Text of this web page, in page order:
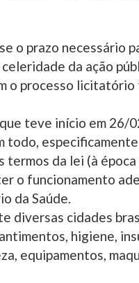
o prazo necessário
da ação
o processo licitatório
teve início em 26/
todo,
termos da lei (à
o funcionamento
da Saúde.
diversas cidades
higiene,
equipamentos,